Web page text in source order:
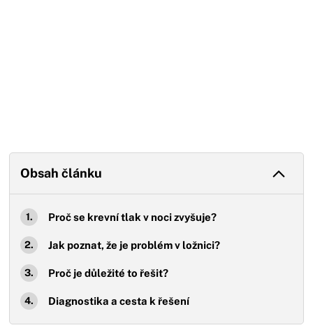
Obsah článku
Proč se krevní tlak v noci zvyšuje?
Jak poznat, že je problém v ložnici?
Proč je důležité to řešit?
Diagnostika a cesta k řešení